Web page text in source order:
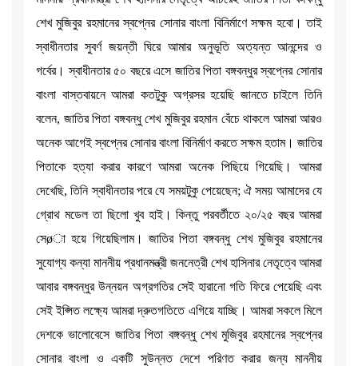
শেখ মুজিবুর রহমানের স্বপ্নের সোনার বাংলা বিনির্মাণে সক্ষম হবো। তাই
স্বাধীনতার সুবর্ণ জয়ন্তী ঘিরে আমার অনুভূতি অত্যন্ত আনন্দের ও
গর্বের। স্বাধীনতার ৫০ বছরে এসে জাতির পিতা বঙ্গবন্ধুর স্বপ্নের সোনার
বাংলা বাস্তবায়নে আমরা কতটুকু অগ্রসর হয়েছি জানতে চাইলে তিনি
বলেন, জাতির পিতা বঙ্গবন্ধু শেখ মুজিবুর রহমান বেঁচে থাকলে আমরা আরও
অনেক আগেই স্বপ্নের সোনার বাংলা বিনির্মাণ করতে সক্ষম হতাম। জাতির
পিতাকে হত্যা করার কারণে আমরা অনেক পিছিয়ে গিয়েছি। আমরা
দেখেছি, তিনি স্বাধীনতার পরে যে সময়টুকু পেয়েছেন; ঐ সময় আমাদের যে
গ্রোথ মডেল তা ছিলো খুব হাই। কিন্তু পরবর্তীতে ২০/২৫ বছর আমরা
সেøা হয়ে গিয়েছিলাম। জাতির পিতা বঙ্গবন্ধু শেখ মুজিবুর রহমানের
সুযোগ্য কন্যা মাননীয় প্রধানমন্ত্রী জননেত্রী শেখ হাসিনার নেতৃত্বে আমরা
আবার বঙ্গবন্ধুর উন্নয়ন অগ্রগতির সেই হারানো গতি ফিরে পেয়েছি এবং
সেই ইপ্সিত লক্ষ্যে আমরা দ্রুতগতিতে এগিয়ে যাচ্ছি। আমরা সকলে মিলে
দেশকে ভালোবেসে জাতির পিতা বঙ্গবন্ধু শেখ মুজিবুর রহমানের স্বপ্নের
সোনার বাংলা ও একটি সুউন্নত দেশে পরিণত করার জন্য মাননীয়